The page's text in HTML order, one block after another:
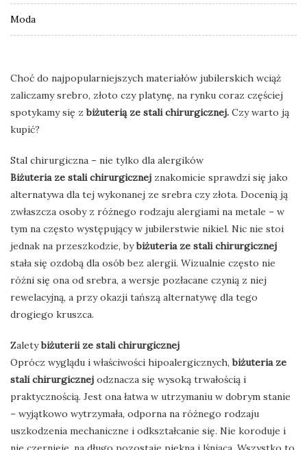
Moda
Choć do najpopularniejszych materiałów jubilerskich wciąż
zaliczamy srebro, złoto czy platynę, na rynku coraz częściej
spotykamy się zbiżuterią ze stali chirurgicznej. Czy warto ją
kupić?
Stal chirurgiczna – nie tylko dla alergików
Biżuteria ze stali chirurgicznej znakomicie sprawdzi się jako
alternatywa dla tej wykonanej ze srebra czy złota. Docenią ją
zwłaszcza osoby z różnego rodzaju alergiami na metale – w
tym na często występujący w jubilerstwie nikiel. Nic nie stoi
jednak na przeszkodzie, bybiżuteria ze stali chirurgicznej
stała się ozdobą dla osób bez alergii. Wizualnie często nie
różni się ona od srebra, a wersje pozłacane czynią z niej
rewelacyjną, a przy okazji tańszą alternatywę dla tego
drogiego kruszca.
Zaletybiżuterii ze stali chirurgicznej
Oprócz wyglądu i właściwości hipoalergicznych,biżuteria ze
stali chirurgicznej odznacza się wysoką trwałością i
praktycznością. Jest ona łatwa w utrzymaniu w dobrym stanie
– wyjątkowo wytrzymała, odporna na różnego rodzaju
uszkodzenia mechaniczne i odkształcanie się. Nie koroduje i